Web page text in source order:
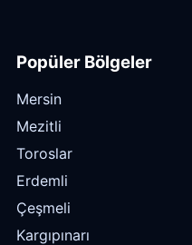
Popüler Bölgeler
Mersin
Mezitli
Toroslar
Erdemli
Çeşmeli
Kargıpınarı